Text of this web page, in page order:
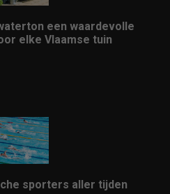
een waardevolle
elke Vlaamse tuin
sporters aller tijden